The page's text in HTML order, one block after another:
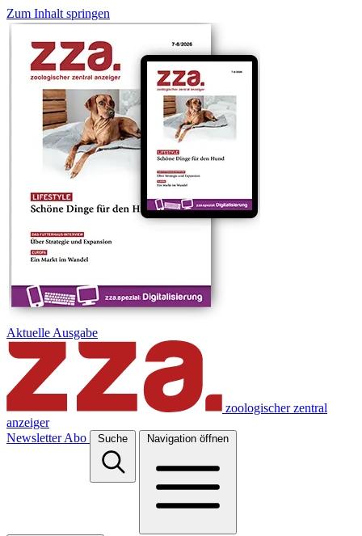
Zum Inhalt springen
Aktuelle Ausgabe
zoologischer zentral
anzeiger
Newsletter Abo Suche Navigation öffnen